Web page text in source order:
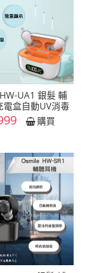
UA1 銀髮 輔
電盒自動UV消毒
購買